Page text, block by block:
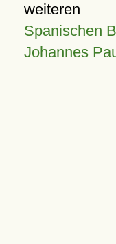
weiteren
Spanischen
Johannes